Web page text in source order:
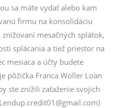
sa máte vydať alebo kam
firmu na konsolidáciu
mesačných splátok,
splácania a tiež priestor na
mesiaca a účty budete
pôžička Franca Woller Loan
ste znížili zaťaženie svojich